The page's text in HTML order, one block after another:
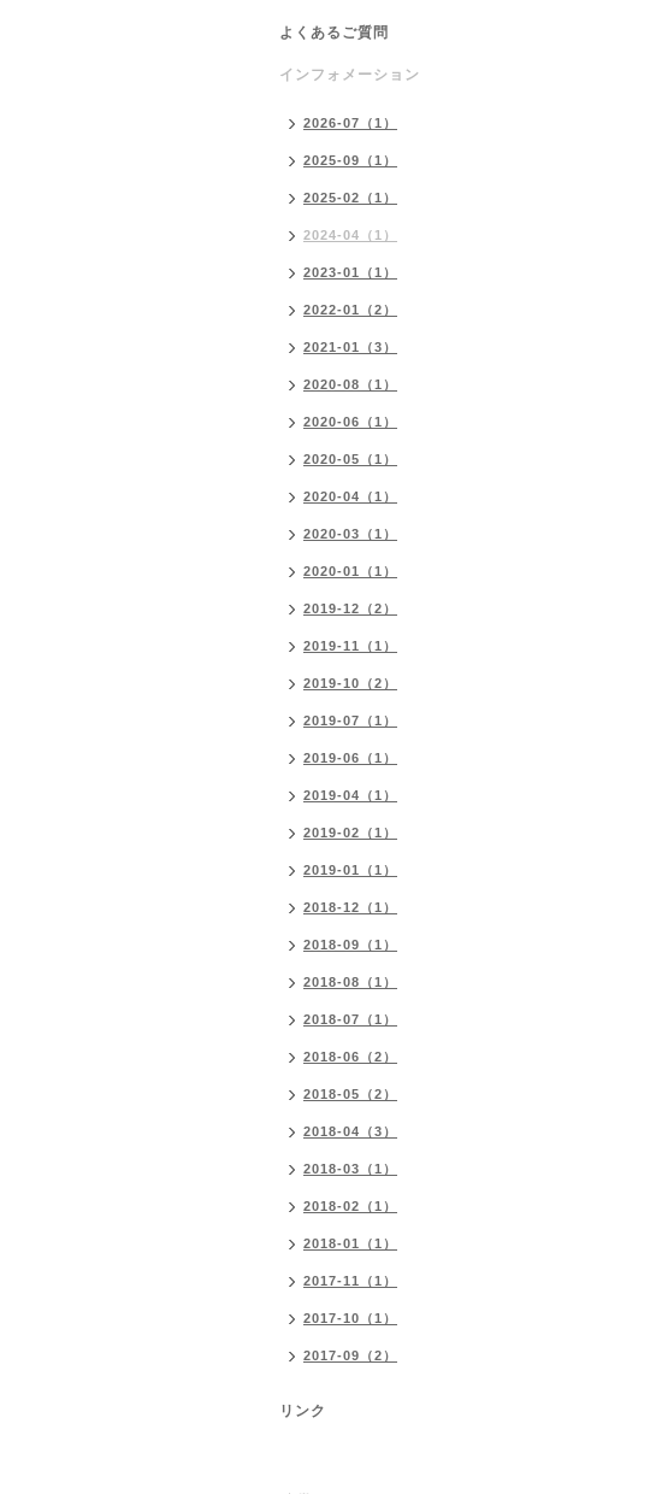
よくあるご質問
インフォメーション
2026-07（1）
2025-09（1）
2025-02（1）
2024-04（1）
2023-01（1）
2022-01（2）
2021-01（3）
2020-08（1）
2020-06（1）
2020-05（1）
2020-04（1）
2020-03（1）
2020-01（1）
2019-12（2）
2019-11（1）
2019-10（2）
2019-07（1）
2019-06（1）
2019-04（1）
2019-02（1）
2019-01（1）
2018-12（1）
2018-09（1）
2018-08（1）
2018-07（1）
2018-06（2）
2018-05（2）
2018-04（3）
2018-03（1）
2018-02（1）
2018-01（1）
2017-11（1）
2017-10（1）
2017-09（2）
リンク